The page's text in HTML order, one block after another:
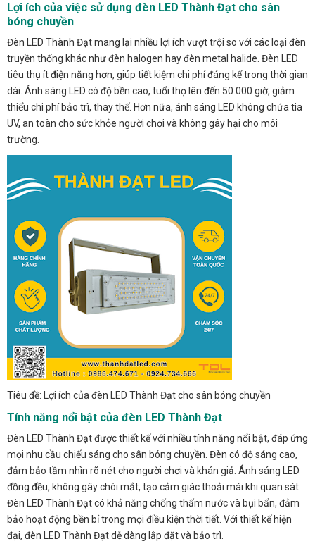
Lợi ích của việc sử dụng đèn LED Thành Đạt cho sân
bóng chuyền
Đèn LED Thành Đạt mang lại nhiều lợi ích vượt trội so với các loại đèn
truyền thống khác như đèn halogen hay đèn metal halide. Đèn LED
tiêu thụ ít điện năng hơn, giúp tiết kiệm chi phí đáng kể trong thời gian
dài. Ánh sáng LED có độ bền cao, tuổi thọ lên đến 50.000 giờ, giảm
thiểu chi phí bảo trì, thay thế. Hơn nữa, ánh sáng LED không chứa tia
UV, an toàn cho sức khỏe người chơi và không gây hại cho môi
trường.
Tiêu đề: Lợi ích của đèn LED Thành Đạt cho sân bóng chuyền
Tính năng nổi bật của đèn LED Thành Đạt
Đèn LED Thành Đạt được thiết kế với nhiều tính năng nổi bật, đáp ứng
mọi nhu cầu chiếu sáng cho sân bóng chuyền. Đèn có độ sáng cao,
đảm bảo tầm nhìn rõ nét cho người chơi và khán giả. Ánh sáng LED
đồng đều, không gây chói mắt, tạo cảm giác thoải mái khi quan sát.
Đèn LED Thành Đạt có khả năng chống thấm nước và bụi bẩn, đảm
bảo hoạt động bền bỉ trong mọi điều kiện thời tiết. Với thiết kế hiện
đại, đèn LED Thành Đạt dễ dàng lắp đặt và bảo trì.